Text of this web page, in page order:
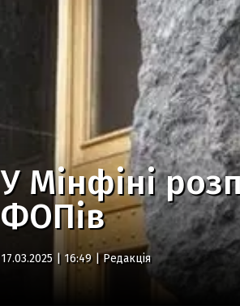
У Мінфіні
ФОПів
17.03.2025 | 16:49 | Редакція